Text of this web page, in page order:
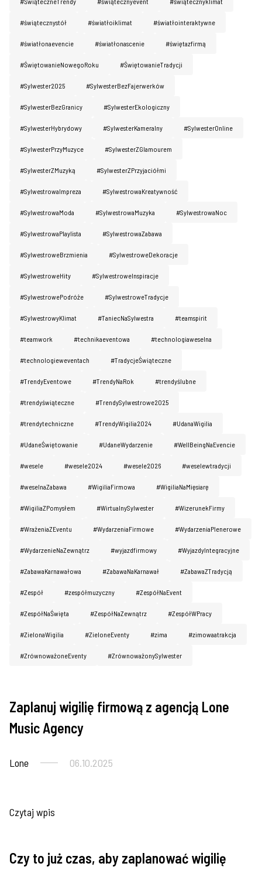
#świątecznystół #światłoiklimat #światłointeraktywne
#światłonaevencie #światłonascenie #świętazfirmą
#ŚwiętowanieNowegoRoku #ŚwiętowanieTradycji
#Sylwester2025 #SylwesterBezFajerwerków
#SylwesterBezGranicy #SylwesterEkologiczny
#SylwesterHybrydowy #SylwesterKameralny #SylwesterOnline
#SylwesterPrzyMuzyce #SylwesterZGlamourem
#SylwesterZMuzyką #SylwesterZPrzyjaciółmi
#SylwestrowaImpreza #SylwestrowaKreatywność
#SylwestrowaModa #SylwestrowaMuzyka #SylwestrowaNoc
#SylwestrowaPlaylista #SylwestrowaZabawa
#SylwestroweBrzmienia #SylwestroweDekoracje
#SylwestroweHity #SylwestroweInspiracje
#SylwestrowePodróże #SylwestroweTradycje
#SylwestrowyKlimat #TaniecNaSylwestra #teamspirit
#teamwork #technikaeventowa #technologiaweselna
#technologieweventach #TradycjeŚwiąteczne
#TrendyEventowe #TrendyNaRok #trendyślubne
#trendyświąteczne #TrendySylwestrowe2025
#trendytechniczne #TrendyWigilia2024 #UdanaWigilia
#UdaneŚwiętowanie #UdaneWydarzenie #WellBeingNaEvencie
#wesele #wesele2024 #wesele2026 #weselewtradycji
#weselnaZabawa #WigiliaFirmowa #WigiliaNaMięsiarę
#WigiliaZPomysłem #WirtualnySylwester #WizerunekFirmy
#WrażeniaZEventu #WydarzeniaFirmowe #WydarzeniaPlenerowe
#WydarzenieNaZewnątrz #wyjazdfirmowy #WyjazdyIntegracyjne
#ZabawaKarnawałowa #ZabawaNaKarnawał #ZabawaZTradycją
#Zespół #zespółmuzyczny #ZespółNaEvent
#ZespółNaŚwięta #ZespółNaZewnątrz #ZespółWPracy
#ZielonaWigilia #ZieloneEventy #zima #zimowaatrakcja
#ZrównoważoneEventy #ZrównoważonySylwester
Imprezy firmowe
Zaplanuj wigilię firmową z agencją Lone
Music Agency
Lone 06.10.2025
Czytaj wpis
Imprezy firmowe
Czy to już czas, aby zaplanować wigilię